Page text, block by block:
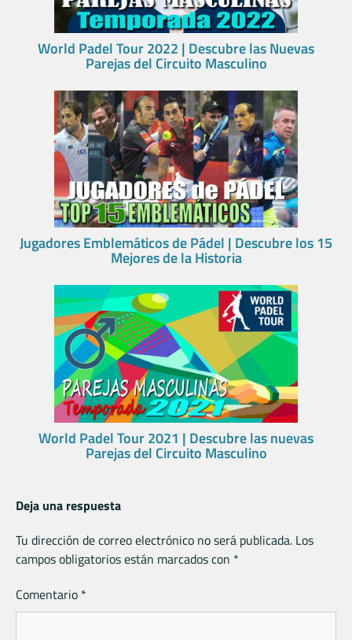
World Padel Tour 2022 | Descubre las Nuevas
Parejas del Circuito Masculino
Jugadores Emblemáticos de Pádel | Descubre los 15
Mejores de la Historia
World Padel Tour 2021 | Descubre las nuevas
Parejas del Circuito Masculino
Deja una respuesta
Tu dirección de correo electrónico no será publicada. Los
campos obligatorios están marcados con *
Comentario *